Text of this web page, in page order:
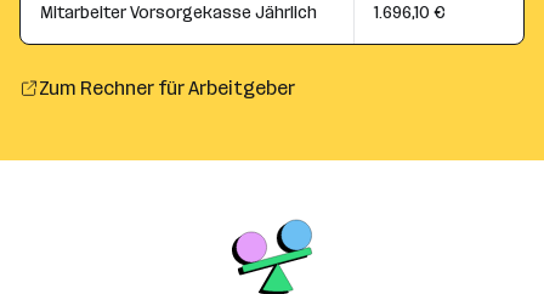
Mitarbeiter Vorsorgekasse Jährlich 1.696,10 €
Zum Rechner für Arbeitgeber